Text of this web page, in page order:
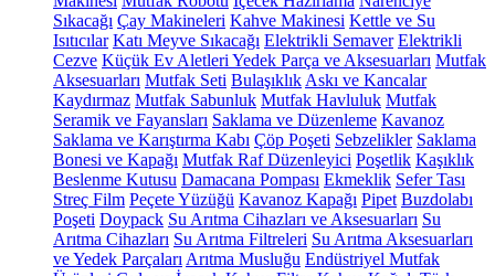
Sıkacağı Çay Makineleri Kahve Makinesi Kettle ve Su
Isıtıcılar Katı Meyve Sıkacağı Elektrikli Semaver Elektrikli
Cezve Küçük Ev Aletleri Yedek Parça ve Aksesuarları Mutfak
Aksesuarları Mutfak Seti Bulaşıklık Askı ve Kancalar
Kaydırmaz Mutfak Sabunluk Mutfak Havluluk Mutfak
Seramik ve Fayansları Saklama ve Düzenleme Kavanoz
Saklama ve Karıştırma Kabı Çöp Poşeti Sebzelikler Saklama
Bonesi ve Kapağı Mutfak Raf Düzenleyici Poşetlik Kaşıklık
Beslenme Kutusu Damacana Pompası Ekmeklik Sefer Tası
Streç Film Peçete Yüzüğü Kavanoz Kapağı Pipet Buzdolabı
Poşeti Doypack Su Arıtma Cihazları ve Aksesuarları Su
Arıtma Cihazları Su Arıtma Filtreleri Su Arıtma Aksesuarları
ve Yedek Parçaları Arıtma Musluğu Endüstriyel Mutfak